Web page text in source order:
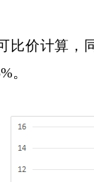
比价计算，
。